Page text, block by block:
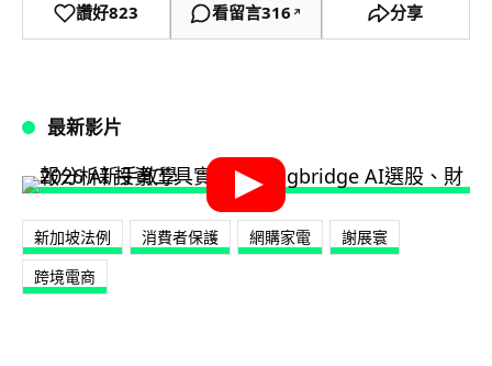
讚好823 看留言316 ↗ 分享
最新影片
新加坡法例 消費者保護 網購家電
謝展寰
跨境電商